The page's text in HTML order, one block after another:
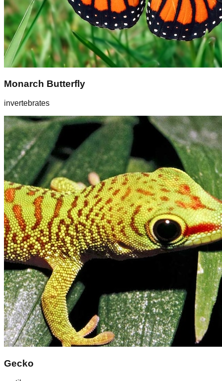
Monarch Butterfly
invertebrates
Gecko